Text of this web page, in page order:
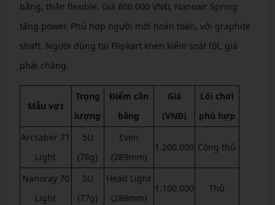
bằng, thân flexible. Giá 800.000 VNĐ, Nanoair Spring
tăng power. Phù hợp người mới hoàn toàn, với graphite
shaft. Người dùng tại Flipkart khen kiểm soát tốt, giá
phải chăng.
Mẫu vợt
Trọng
lượng
Điểm cân
bằng
Giá
(VNĐ)
Lối chơi
phù hợp
Arcsaber 71
Light
5U
(78g)
Even
(289mm)
1.200.000 Công thủ
Nanoray 70
Light
5U
(77g)
Head Light
(288mm)
1.100.000 Thủ